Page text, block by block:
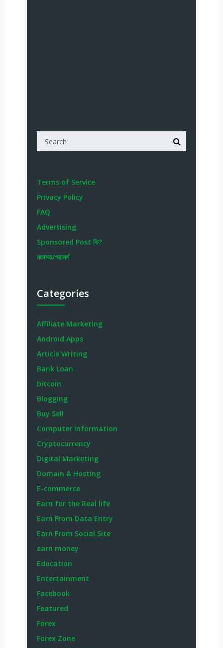
Terms of Service
Privacy Policy
FAQ
Advertising
Sponsored Post কি?
মতামত/পরামর্শ
Categories
Affiliate Marketing
Android Apps
Article Writing
Bank Loan
bitcoin
Blogging
Buy Sell
Computer Information
Cryptocurrency
Digital Marketing
Domain & Hosting
E-commerce
Earn for the Real life
Earn From Data Entry
Earn From Social Site
earn money
Education
Entertainment
Facebook
Featured
Forex
Forex Zone